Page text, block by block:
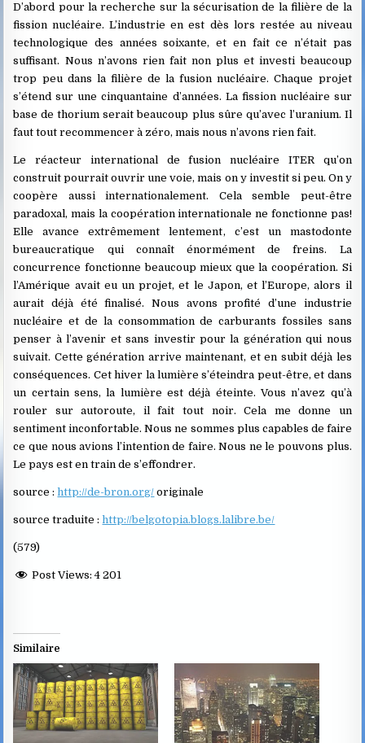
D’abord pour la recherche sur la sécurisation de la filière de la
fission nucléaire. L’industrie en est dès lors restée au niveau
technologique des années soixante, et en fait ce n’était pas
suffisant. Nous n’avons rien fait non plus et investi beaucoup
trop peu dans la filière de la fusion nucléaire. Chaque projet
s’étend sur une cinquantaine d’années. La fission nucléaire sur
base de thorium serait beaucoup plus sûre qu’avec l’uranium. Il
faut tout recommencer à zéro, mais nous n’avons rien fait.
Le réacteur international de fusion nucléaire ITER qu’on
construit pourrait ouvrir une voie, mais on y investit si peu. On y
coopère aussi internationalement. Cela semble peut-être
paradoxal, mais la coopération internationale ne fonctionne pas!
Elle avance extrêmement lentement, c’est un mastodonte
bureaucratique qui connaît énormément de freins. La
concurrence fonctionne beaucoup mieux que la coopération. Si
l’Amérique avait eu un projet, et le Japon, et l’Europe, alors il
aurait déjà été finalisé. Nous avons profité d’une industrie
nucléaire et de la consommation de carburants fossiles sans
penser à l’avenir et sans investir pour la génération qui nous
suivait. Cette génération arrive maintenant, et en subit déjà les
conséquences. Cet hiver la lumière s’éteindra peut-être, et dans
un certain sens, la lumière est déjà éteinte. Vous n’avez qu’à
rouler sur autoroute, il fait tout noir. Cela me donne un
sentiment inconfortable. Nous ne sommes plus capables de faire
ce que nous avions l’intention de faire. Nous ne le pouvons plus.
Le pays est en train de s’effondrer.
source :http://de-bron.org/ originale
source traduite :http://belgotopia.blogs.lalibre.be/
(579)
Post Views: 4 201
Similaire